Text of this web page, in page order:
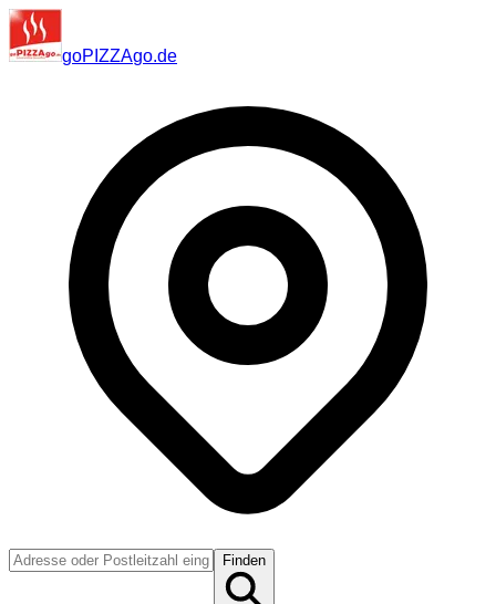
goPIZZAgo.de
Finden